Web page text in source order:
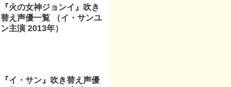
『火の女神ジョンイ』吹き
替え声優一覧 （イ・サンユ
ン主演 2013年）
『イ・サン』吹き替え声優